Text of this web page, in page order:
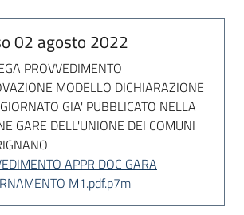
02 agosto 2022
PROVVEDIMENTO
MODELLO DICHIARAZIONE
GIA' PUBBLICATO NELLA
GARE DELL'UNIONE DEI COMUNI
APPR DOC GARA
M1.pdf.p7m